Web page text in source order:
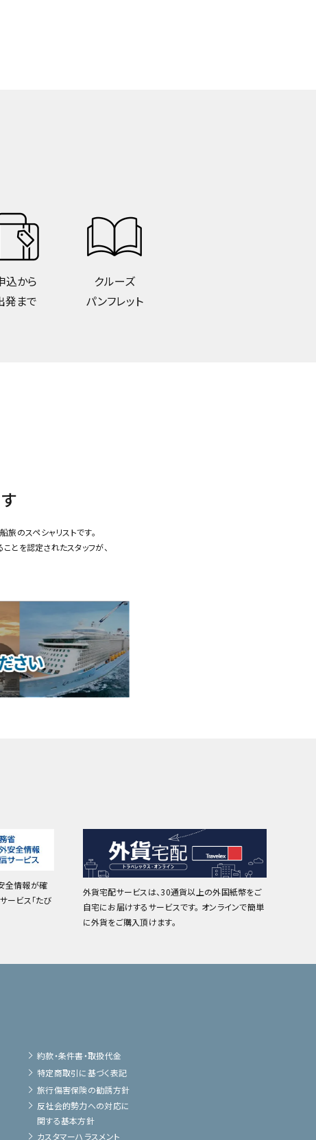
込から
発まで
クルーズ
パンフレット
のスペシャリストです。
とを認定されたスタッフが、
全情報が確
ービス「たび
外貨宅配サービスは、30通貨以上の外国紙幣をご
自宅にお届けするサービスです。 オンラインで簡単
に外貨をご購入頂けます。
約款・条件書・取扱代金
特定商取引に基づく表記
旅行傷害保険の勧誘方針
反社会的勢力への対応に
関する基本方針
カスタマーハラスメント